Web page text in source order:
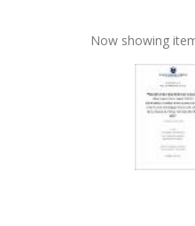
Now showing